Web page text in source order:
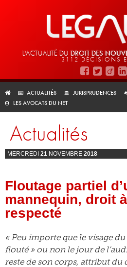
L'ACTUALITÉ DU DROIT DES
3112 DÉCISIONS
ACTUALITÉS JURISPRUDENCES
LES AVOCATS DU NET
Actualités
MERCREDI 21 NOVEMBRE 2018
Floutage partiel
mannequin, droit
respecté
« Peu importe que le visage
flouté » ou non le jour de
reste de son corps, attribut du